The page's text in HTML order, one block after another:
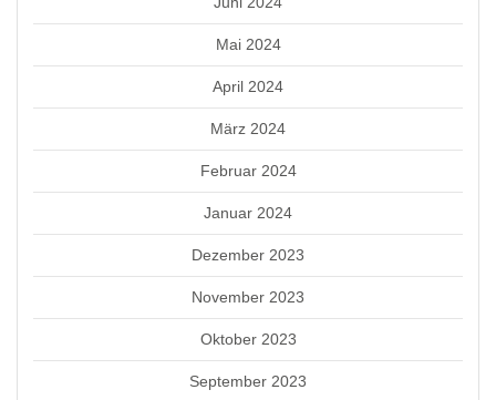
Mai 2024
April 2024
März 2024
Februar 2024
Januar 2024
Dezember 2023
November 2023
Oktober 2023
September 2023